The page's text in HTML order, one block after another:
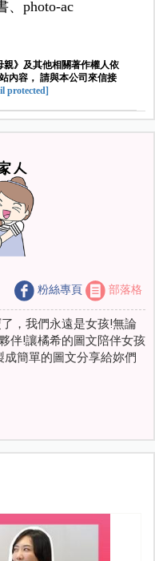
、photo-ac
》及其他相關著作權人依
內容， 請與本公司來信接
protected]
粉絲專頁 部落格
，我們永遠是女孩!無論
伴!讓橘希的圖文陪伴女孩
簡單的圖文分享給妳們